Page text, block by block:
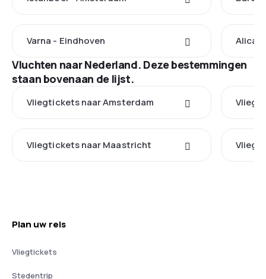
Varna - Eindhoven
Vluchten naar Nederland. Deze bestemmingen
staan bovenaan de lijst.
Vliegtickets naar Amsterdam
Vliegtickets naar Maastricht
Plan uw reis
Vliegtickets
Stedentrip